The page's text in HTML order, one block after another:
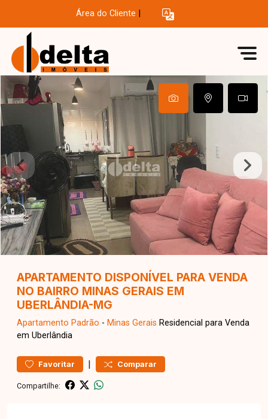
Área do Cliente
APARTAMENTO DISPONÍVEL PARA VENDA
NO BAIRRO MINAS GERAIS EM
UBERLÂNDIA-MG
Apartamento Padrão - Minas Gerais Residencial para Venda
em Uberlândia
Favoritar | Comparar
Compartilhe: